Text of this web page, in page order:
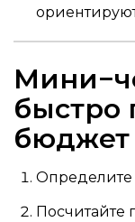
быстро
бюджет
Определите
Посчитайте